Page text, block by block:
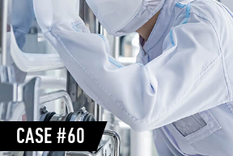
CASE #60